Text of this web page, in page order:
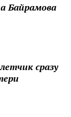
Байрамова
сразу